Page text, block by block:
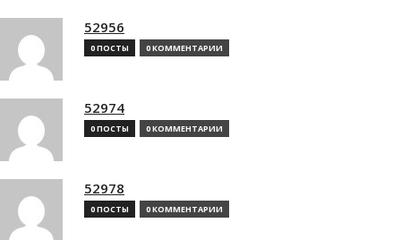
52956
0 ПОСТЫ 0 КОММЕНТАРИИ
52974
0 ПОСТЫ 0 КОММЕНТАРИИ
52978
0 ПОСТЫ 0 КОММЕНТАРИИ